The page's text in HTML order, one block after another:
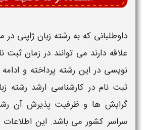
داوطلبانی که به رشته زبان ژاپنی در
علاقه دارند می توانند در زمان ثبت
نویسی در این رشته پرداخته و
ثبت نام در کارشناسی ارشد رشته
گرایش ها و ظرفیت پذیرش آن
سراسر کشور می باشد. این اطلاعات